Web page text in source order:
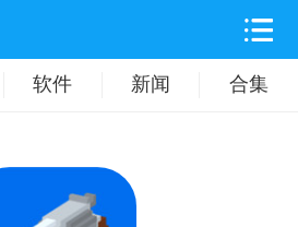
软件 新闻 合集
斗 休闲益智